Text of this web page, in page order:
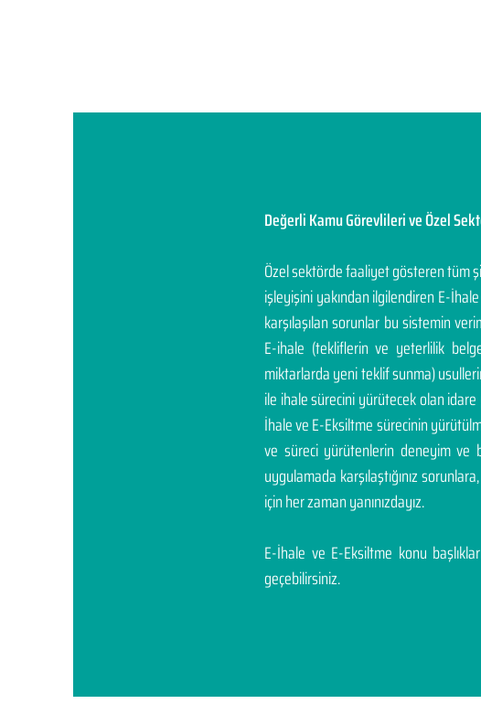
Değerli Kamu Görevlileri ve Özel
Özel sektörde faaliyet gösteren tüm
işleyişini yakından ilgilendiren E-
karşılaşılan sorunlar bu sistemin
E-ihale (tekliflerin ve yeterlilik
miktarlarda yeni teklif sunma)
ile ihale sürecini yürütecek olan
İhale ve E-Eksiltme sürecinin
ve süreci yürütenlerin deneyim ve
uygulamada karşılaştığınız
için her zaman yanınızdayız.
E-İhale ve E-Eksiltme konu
geçebilirsiniz.